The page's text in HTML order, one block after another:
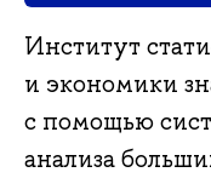
Институт
и экономики
с помощью
анализа